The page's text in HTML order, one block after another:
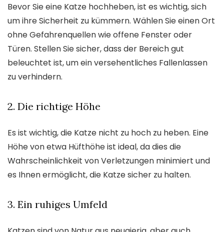
Bevor Sie eine Katze hochheben, ist es wichtig, sich
um ihre Sicherheit zu kümmern. Wählen Sie einen Ort
ohne Gefahrenquellen wie offene Fenster oder
Türen. Stellen Sie sicher, dass der Bereich gut
beleuchtet ist, um ein versehentliches Fallenlassen
zu verhindern.
2. Die richtige Höhe
Es ist wichtig, die Katze nicht zu hoch zu heben. Eine
Höhe von etwa Hüfthöhe ist ideal, da dies die
Wahrscheinlichkeit von Verletzungen minimiert und
es Ihnen ermöglicht, die Katze sicher zu halten.
3. Ein ruhiges Umfeld